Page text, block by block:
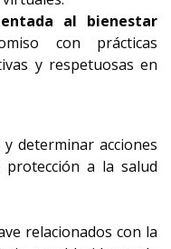
al bienestar
con prácticas
y respetuosas en
determinar acciones
protección a la salud
relacionados con la